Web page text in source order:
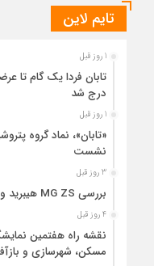
تایم لاین
1 روز قبل
تابان فردا یک گام تا
درج شد
1 روز قبل
«تابان»، نماد گروه
نشست
3 روز قبل
بررسی MG ZS هیبرید و جایگاه آن در بازار خودروهای وارداتی
4 روز قبل
نقشه راه هفتمین
مسکن، شهرسازی و